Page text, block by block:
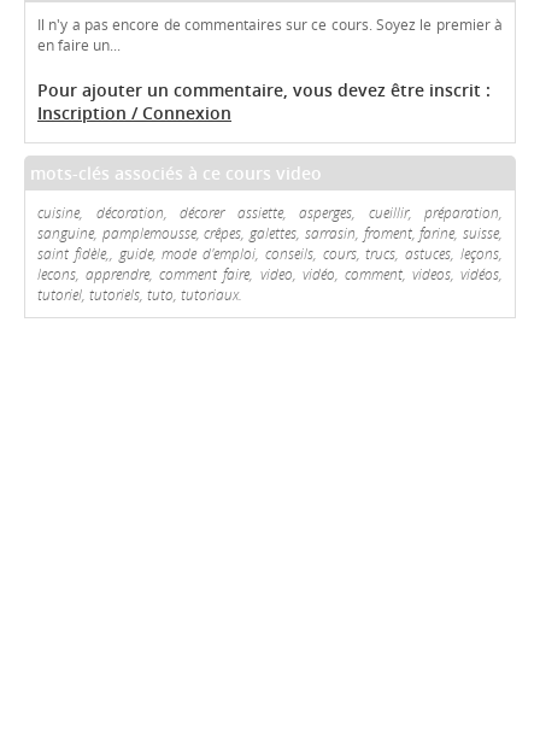
Il n'y a pas encore de commentaires sur ce cours. Soyez le premier à
en faire un...
Pour ajouter un commentaire, vous devez être inscrit :
Inscription / Connexion
mots-clés associés à ce cours video
cuisine, décoration, décorer assiette, asperges, cueillir, préparation,
sanguine, pamplemousse, crêpes, galettes, sarrasin, froment, farine, suisse,
saint fidèle,, guide, mode d'emploi, conseils, cours, trucs, astuces, leçons,
lecons, apprendre, comment faire, video, vidéo, comment, videos, vidéos,
tutoriel, tutoriels, tuto, tutoriaux.